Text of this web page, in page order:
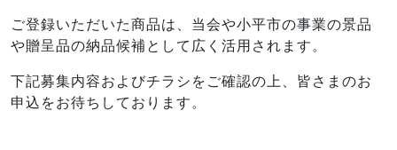
日
ご登録いただいた商品は、当会や小平市の事業の景品
や贈呈品の納品候補として広く活用されます。
下記募集内容およびチラシをご確認の上、皆さまのお
申込をお待ちしております。